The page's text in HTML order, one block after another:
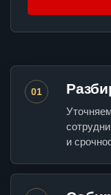
01
и